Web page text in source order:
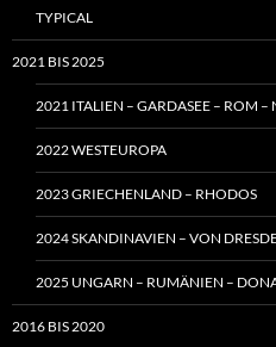
TYPICAL
2021 BIS 2025
2021 ITALIEN – GARDASEE – ROM –
2022 WESTEUROPA
2023 GRIECHENLAND – RHODOS
2024 SKANDINAVIEN – VON
2025 UNGARN – RUMÄNIEN –
2016 BIS 2020